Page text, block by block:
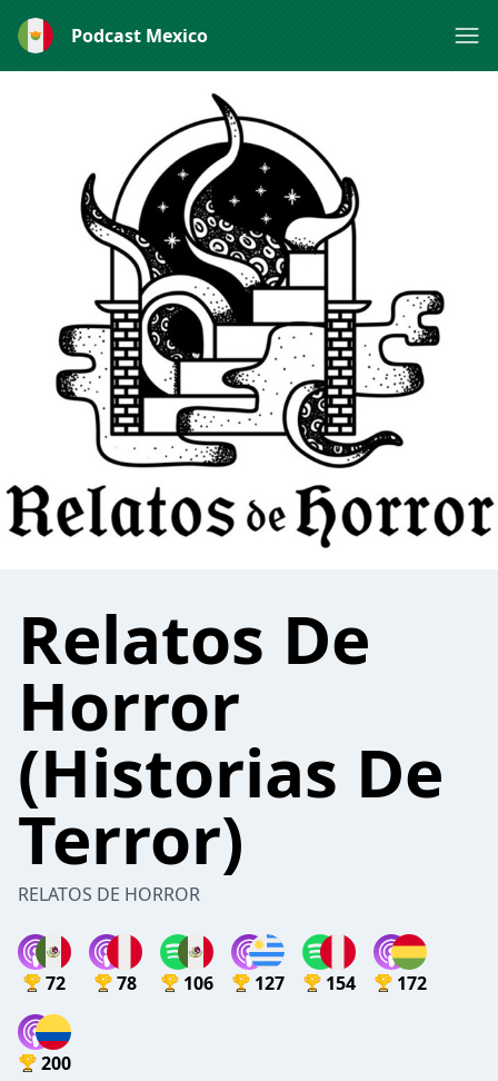
Podcast Mexico
Relatos De
Horror
(Historias De
Terror)
RELATOS DE HORROR
72 78 106 127 154 172
200